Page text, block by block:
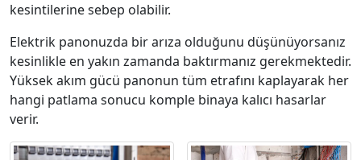
kesintilerine sebep olabilir.
Elektrik panonuzda bir arıza olduğunu düşünüyorsanız
kesinlikle en yakın zamanda baktırmanız gerekmektedir.
Yüksek akım gücü panonun tüm etrafını kaplayarak her
hangi patlama sonucu komple binaya kalıcı hasarlar
verir.